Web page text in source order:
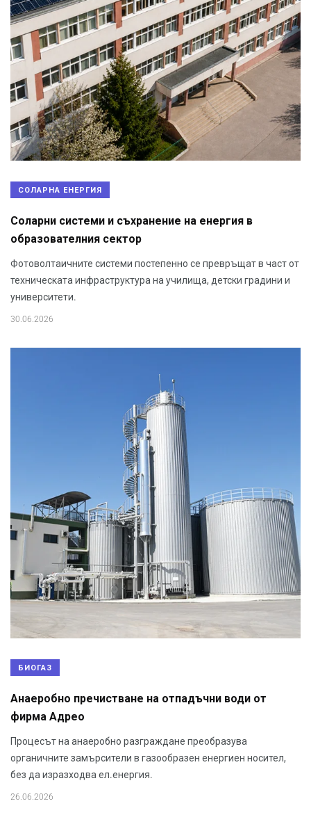
СОЛАРНА ЕНЕРГИЯ
Соларни системи и съхранение на енергия в
образователния сектор
Фотоволтаичните системи постепенно се превръщат в част от
техническата инфраструктура на училища, детски градини и
университети.
30.06.2026
БИОГАЗ
Анаеробно пречистване на отпадъчни води от
фирма Адрео
Процесът на анаеробно разграждане преобразува
органичните замърсители в газообразен енергиен носител,
без да изразходва ел.енергия.
26.06.2026